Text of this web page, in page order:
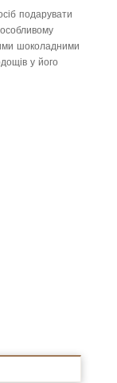
подарувати
шоколадними
у його